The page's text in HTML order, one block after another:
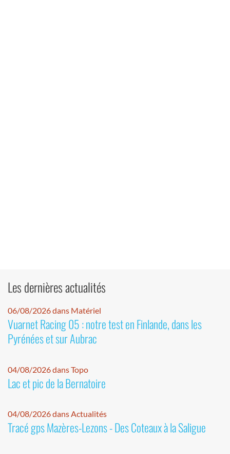
Les dernières actualités
06/08/2026 dans Matériel
Vuarnet Racing 05 : notre test en Finlande, dans les
Pyrénées et sur Aubrac
04/08/2026 dans Topo
Lac et pic de la Bernatoire
04/08/2026 dans Actualités
Tracé gps Mazères-Lezons - Des Coteaux à la Saligue